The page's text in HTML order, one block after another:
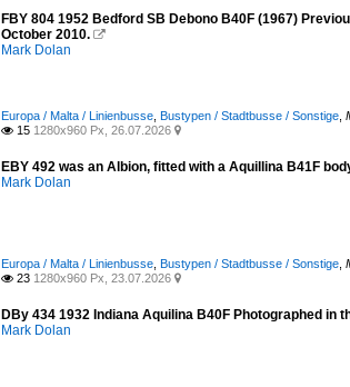
FBY 804 1952 Bedford SB Debono B40F (1967)
October 2010. 
Mark Dolan
Europa / Malta / Linienbusse Bustypen / Stadtbusse / Sonstige
 15 1280x960 Px, 26.07.2026 
EBY 492 was an Albion, fitted with a Aquillina B41F
Mark Dolan
Europa / Malta / Linienbusse Bustypen / Stadtbusse / Sonstige
 23 1280x960 Px, 23.07.2026 
DBy 434 1932 Indiana Aquilina B40F Photographed in
Mark Dolan